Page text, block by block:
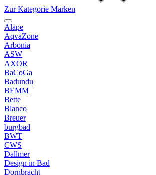
Zur Kategorie Marken
Alape
AqvaZone
Arbonia
ASW
AXOR
BaCoGa
Badundu
BEMM
Bette
Blanco
Breuer
burgbad
BWT
CWS
Dallmer
Design in Bad
Dornbracht